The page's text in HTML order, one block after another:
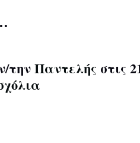
τηνΠαντελής στις